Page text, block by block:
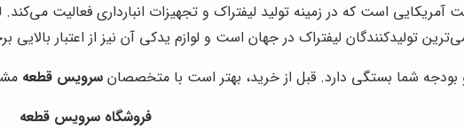
است که در زمینه تولید لیفتراک و تجهیزات انبارداری فعالیت می‌کند.
تولیدکنندگان لیفتراک در جهان است و لوازم یدکی آن نیز از اعتبار بالایی
بودجه شما بستگی دارد. قبل از خرید، بهتر است با متخصصان سرویس قطعه
فروشگاه سرویس قطعه